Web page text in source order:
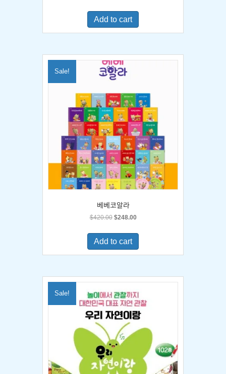
was:
$480.00.
is:
Add to cart
Sale!
베베코알라
$420.00 Original
was:
$420.00.
$248.00Current
is:
Add to cart
Sale!